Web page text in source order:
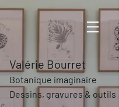
Valérie Bourret
Botanique imaginaire
Dessins, gravures & outils